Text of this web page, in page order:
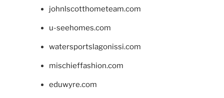
johnlscotthometeam.com
u-seehomes.com
watersportslagonissi.com
mischieffashion.com
eduwyre.com